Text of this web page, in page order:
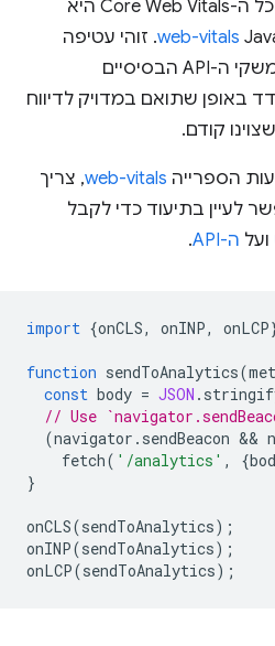
הדרך הכי קלה למדוד את כל ה-Core Web Vitals היא
web-vitals. זוהי עטיפה
קטנה ומוכנה לייצור של ממשקי ה-API הבסיסיים
שתואם במדויק לדיווח
הספרייהweb-vitals, צריך
בתיעוד כדי לקבל
ה-API .
import {onCLS, onINP,
function sendToAnalytics(
const body = JSON.
// Use
(navigator.sendBeacon
fetch('/analytics', {
onCLS(sendToAnalytics
onINP(sendToAnalytics
onLCP(sendToAnalytics